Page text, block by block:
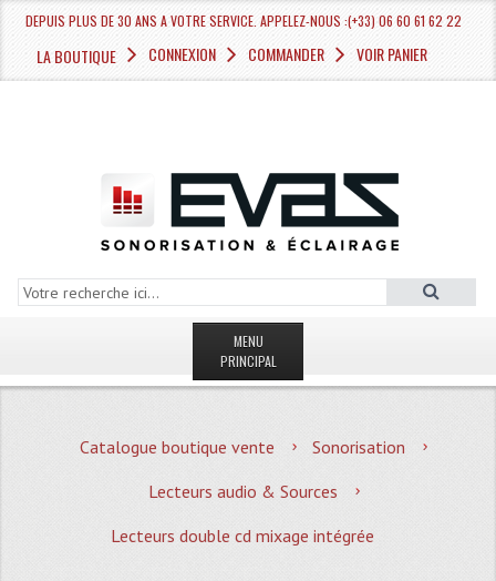
DEPUIS PLUS DE 30 ANS A VOTRE SERVICE. APPELEZ-NOUS :(+33) 06 60 61 62 22
LA BOUTIQUE CONNEXION COMMANDER VOIR PANIER
MENU
PRINCIPAL
MAGASIN
Quoi De Neuf?
Promotions
Catalogue boutique vente
Sonorisation
Lecteurs audio & Sources
Lecteurs double cd mixage intégrée